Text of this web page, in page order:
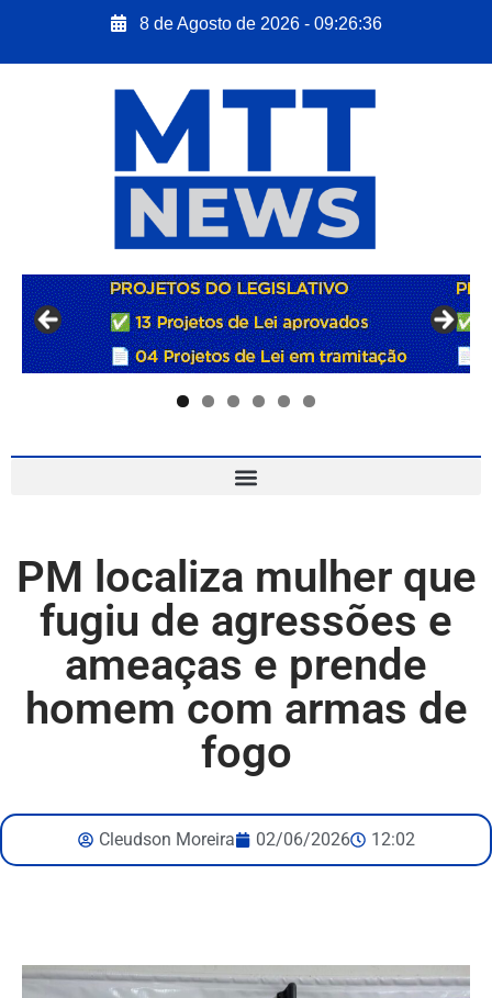
8 de Agosto de 2026 - 09:26:37
PM localiza mulher que
fugiu de agressões e
ameaças e prende
homem com armas de
fogo
Cleudson Moreira 02/06/2026 12:02